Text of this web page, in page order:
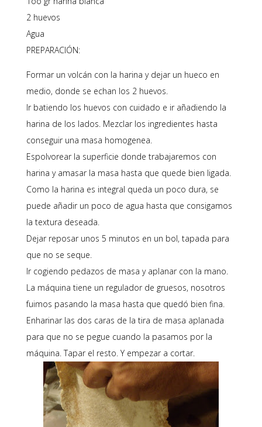
2 huevos
Agua
PREPARACIÓN:
Formar un volcán con la harina y dejar un hueco en
medio, donde se echan los 2 huevos.
Ir batiendo los huevos con cuidado e ir añadiendo la
harina de los lados. Mezclar los ingredientes hasta
conseguir una masa homogenea.
Espolvorear la superficie donde trabajaremos con
harina y amasar la masa hasta que quede bien ligada.
Como la harina es integral queda un poco dura, se
puede añadir un poco de agua hasta que consigamos
la textura deseada.
Dejar reposar unos 5 minutos en un bol, tapada para
que no se seque.
Ir cogiendo pedazos de masa y aplanar con la mano.
La máquina tiene un regulador de gruesos, nosotros
fuimos pasando la masa hasta que quedó bien fina.
Enharinar las dos caras de la tira de masa aplanada
para que no se pegue cuando la pasamos por la
máquina. Tapar el resto. Y empezar a cortar.